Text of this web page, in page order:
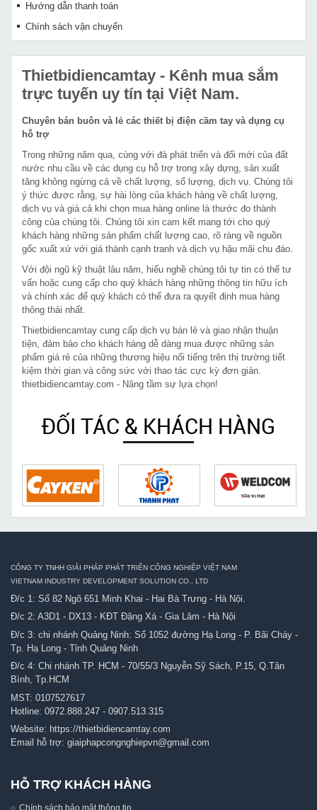
Hướng dẫn thanh toán
Chính sách vận chuyển
Thietbidiencamtay - Kênh mua sắm
trực tuyến uy tín tại Việt Nam.
Chuyên bán buôn và lẻ các thiết bị điện cầm tay và dụng cụ
hỗ trợ
Trong những năm qua, cùng với đà phát triển và đổi mới của đất
nước nhu cầu về các dụng cụ hỗ trợ trong xây dựng, sản xuất
tăng không ngừng cả về chất lượng, số lượng, dịch vụ. Chúng tôi
ý thức được rằng, sự hài lòng của khách hàng về chất lượng,
dịch vụ và giá cả khi chọn mua hàng online là thước đo thành
công của chúng tôi. Chúng tôi xin cam kết mang tới cho quý
khách hàng những sản phẩm chất lượng cao, rõ ràng về nguồn
gốc xuất xứ với giá thành cạnh tranh và dịch vụ hậu mãi chu đáo.
Với đội ngũ kỹ thuật lâu năm, hiểu nghề chúng tôi tự tin có thể tư
vấn hoặc cung cấp cho quý khách hàng những thông tin hữu ích
và chính xác để quý khách có thể đưa ra quyết định mua hàng
thông thái nhất.
Thietbidiencamtay cung cấp dịch vụ bán lẻ và giao nhận thuận
tiện, đảm bảo cho khách hàng dễ dàng mua được những sản
phẩm giá rẻ của những thương hiệu nổi tiếng trên thị trường tiết
kiệm thời gian và công sức với thao tác cực kỳ đơn giản.
thietbidiencamtay.com - Nâng tầm sự lựa chọn!
ĐỐI TÁC & KHÁCH HÀNG
CÔNG TY TNHH GIẢI PHÁP PHÁT TRIỂN CÔNG NGHIỆP VIỆT NAM
VIETNAM INDUSTRY DEVELOPMENT SOLUTION CO., LTD
Đ/c 1: Số 82 Ngõ 651 Minh Khai - Hai Bà Trưng - Hà Nội.
Đ/c 2: A3D1 - DX13 - KĐT Đặng Xá - Gia Lâm - Hà Nội
Đ/c 3: chi nhánh Quảng Ninh: Số 1052 đường Hạ Long - P. Bãi Cháy -
Tp. Hạ Long - Tỉnh Quảng Ninh
Đ/c 4: Chi nhánh TP. HCM - 70/55/3 Nguyễn Sỹ Sách, P.15, Q.Tân
Bình, Tp.HCM
MST: 0107527617
Hotline: 0972.888.247 - 0907.513.315
Website: https://thietbidiencamtay.com
Email hỗ trợ: giaiphapcongnghiepvn@gmail.com
HỖ TRỢ KHÁCH HÀNG
Chính sách bảo mật thông tin